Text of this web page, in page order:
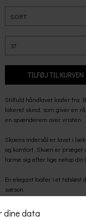
Stilfuld håndlavet loafer fra
lakeret skind, som giver en
en spænderem over vristen.
Skoens indersål er lavet i
og komfort. Skoen er præget
forme sig efter lige netop din
En elegant loafer i et tidsløst
sæson.
Billi Bi – Dansk design med